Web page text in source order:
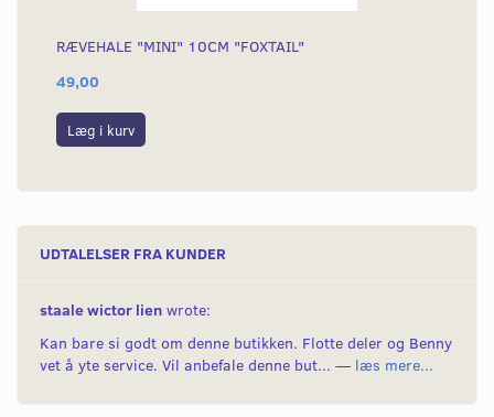
RÆVEHALE "MINI" 10CM "FOXTAIL"
49,00
Læg i kurv
UDTALELSER FRA KUNDER
staale wictor lien wrote:
Kan bare si godt om denne butikken. Flotte deler og Benny
vet å yte service. Vil anbefale denne but... — læs mere...